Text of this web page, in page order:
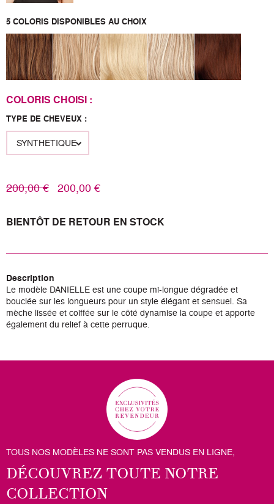
5 COLORIS DISPONIBLES AU CHOIX
COLORIS CHOISI :
TYPE DE CHEVEUX :
200,00 € 200,00 €
BIENTÔT DE RETOUR EN STOCK
Description
Le modèle DANIELLE est une coupe mi-longue dégradée et
bouclée sur les longueurs pour un style élégant et sensuel. Sa
mèche lissée et coiffée sur le côté dynamise la coupe et apporte
également du relief à cette perruque.
TOUS NOS MODÈLES NE SONT PAS VENDUS EN LIGNE,
DÉCOUVREZ TOUTE NOTRE
COLLECTION